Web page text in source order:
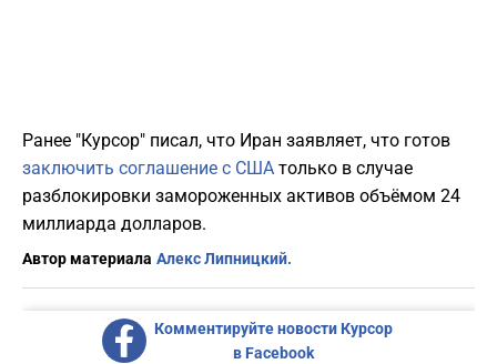
Ранее "Курсор" писал, что Иран заявляет, что готов
заключить соглашение с США только в случае
разблокировки замороженных активов объёмом 24
миллиарда долларов.
Автор материала Алекс Липницкий.
Комментируйте новости Курсор
в Facebook